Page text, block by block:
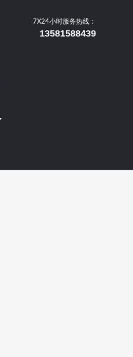
7X24小时服务热线：
13581588439